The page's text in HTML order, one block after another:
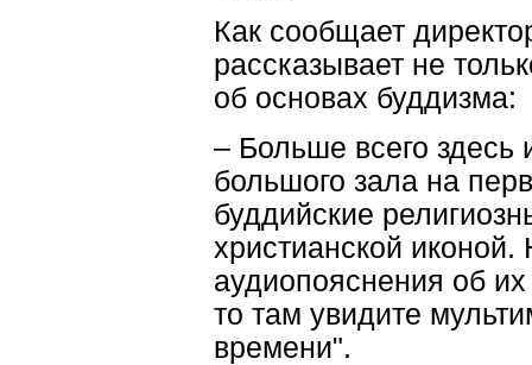
Как сообщает
рассказывает не
об основах буддизма:
– Больше всего здесь
большого зала на
буддийские
христианской
аудиопояснения об
то там увидите
времени".